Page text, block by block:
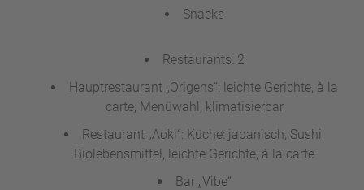
Snacks
Restaurants: 2
Hauptrestaurant „Origens“: leichte Gerichte, à la
carte, Menüwahl, klimatisierbar
Restaurant „Aoki“: Küche: japanisch, Sushi,
Biolebensmittel, leichte Gerichte, à la carte
Bar „Vibe“